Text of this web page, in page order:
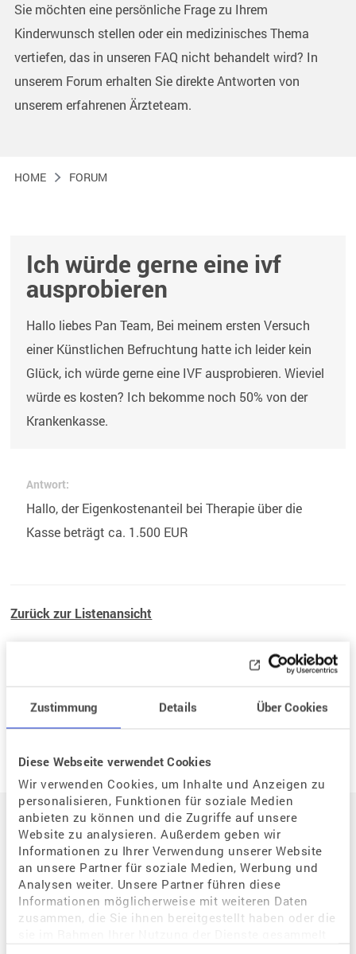
Zustimmung Details Über Cookies
Diese Webseite verwendet Cookies
Wir verwenden Cookies, um Inhalte und Anzeigen zu
personalisieren, Funktionen für soziale Medien
anbieten zu können und die Zugriffe auf unsere
Website zu analysieren. Außerdem geben wir
Informationen zu Ihrer Verwendung unserer Website
an unsere Partner für soziale Medien, Werbung und
Analysen weiter. Unsere Partner führen diese
Informationen möglicherweise mit weiteren Daten
zusammen, die Sie ihnen bereitgestellt haben oder die
Sie möchten eine persönliche Frage zu Ihrem
Kinderwunsch stellen oder ein medizinisches Thema
vertiefen, das in unseren FAQ nicht behandelt wird? In
unserem Forum erhalten Sie direkte Antworten von
unserem erfahrenen Ärzteteam.
HOME FORUM
Ich würde gerne eine ivf
ausprobieren
Hallo liebes Pan Team, Bei meinem ersten Versuch
einer Künstlichen Befruchtung hatte ich leider kein
Glück, ich würde gerne eine IVF ausprobieren. Wieviel
würde es kosten? Ich bekomme noch 50% von der
Krankenkasse.
Antwort:
Hallo, der Eigenkostenanteil bei Therapie über die
Kasse beträgt ca. 1.500 EUR
Zurück zur Listenansicht
Neue Frage
Auf einen Blick
Der Weg zum eigenen Kind
Situation / Diagnostik
Wie kann assistierte Reproduktion mir helfen?